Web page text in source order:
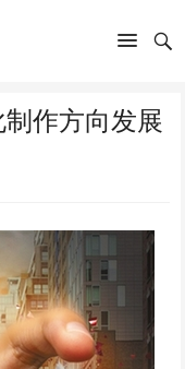
作方向发展